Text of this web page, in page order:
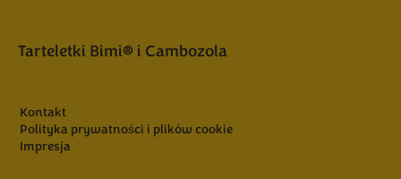
Tarteletki Bimi® i Cambozola
Kontakt
Polityka prywatności i plików cookie
Impresja